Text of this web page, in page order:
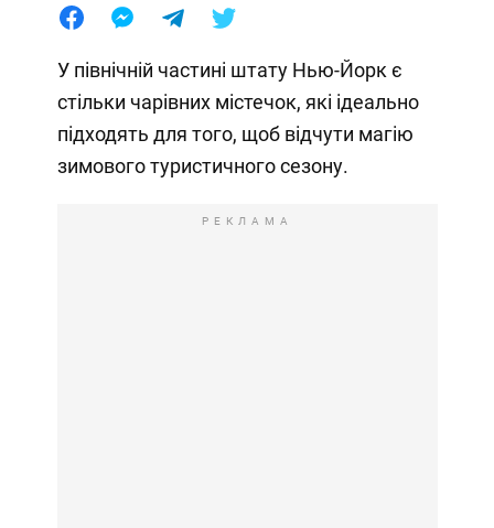
У північній частині штату Нью-Йорк є
стільки чарівних містечок, які ідеально
підходять для того, щоб відчути магію
зимового туристичного сезону.
РЕКЛАМА